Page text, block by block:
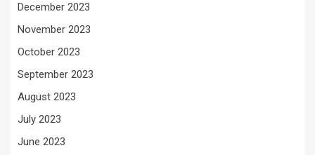
December 2023
November 2023
October 2023
September 2023
August 2023
July 2023
June 2023